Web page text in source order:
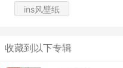
ins风壁纸
收藏到以下专辑